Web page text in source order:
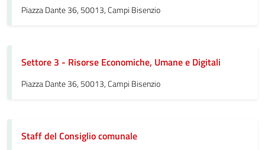
Piazza Dante 36, 50013, Campi Bisenzio
Settore 3 - Risorse Economiche, Umane e Digitali
Piazza Dante 36, 50013, Campi Bisenzio
Staff del Consiglio comunale